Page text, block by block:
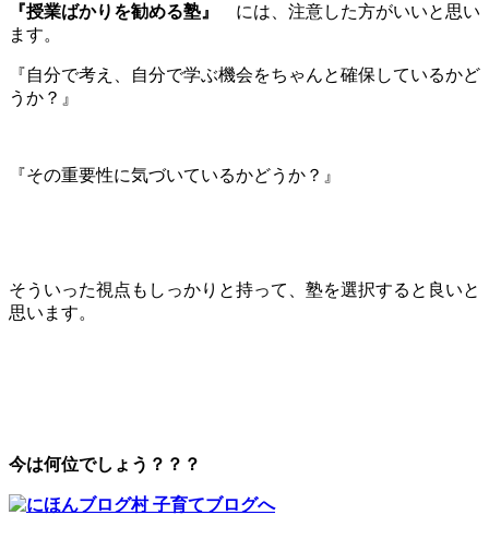
『授業ばかりを勧める塾』 には、注意した方がいいと思い
ます。
『自分で考え、自分で学ぶ機会をちゃんと確保しているかど
うか？』
『その重要性に気づいているかどうか？』
そういった視点もしっかりと持って、塾を選択すると良いと
思います。
今は何位でしょう？？？